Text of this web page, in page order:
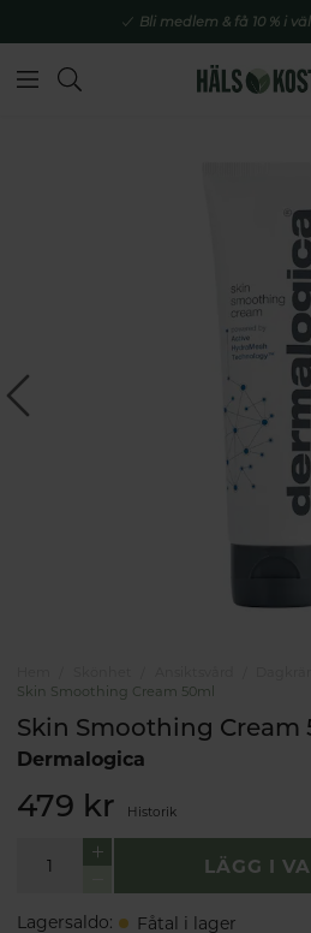
Bli medlem & få 10 % i
Skin Smoothing Cream 50ml
Skin Smoothing Cream
Dermalogica
479 kr Historik
LÄGG I
Lagersaldo: Fåtal i lager